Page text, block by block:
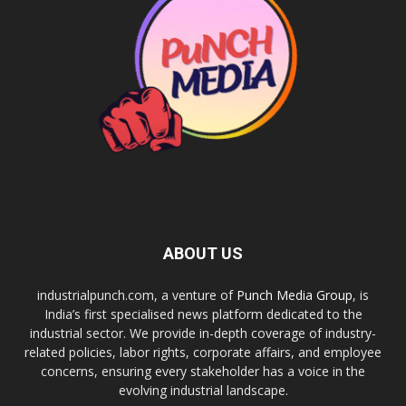
ABOUT US
industrialpunch.com, a venture of Punch Media Group, is
India’s first specialised news platform dedicated to the
industrial sector. We provide in-depth coverage of industry-
related policies, labor rights, corporate affairs, and employee
concerns, ensuring every stakeholder has a voice in the
evolving industrial landscape.